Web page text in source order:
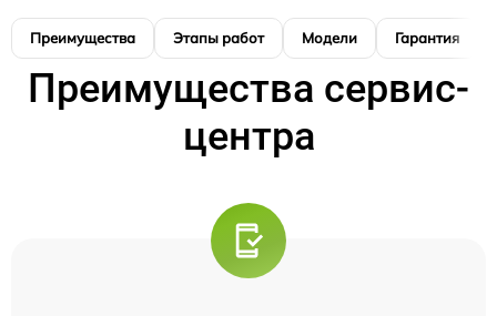
Преимущества Этапы работ Модели Гарантия
Преимущества сервис-
центра